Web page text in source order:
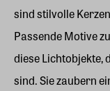
sind stilvolle
Passende Motive
diese Lichtobjekte,
sind. Sie zaubern